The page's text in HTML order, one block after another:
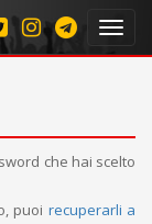
che hai scelto
puoi recuperarli a